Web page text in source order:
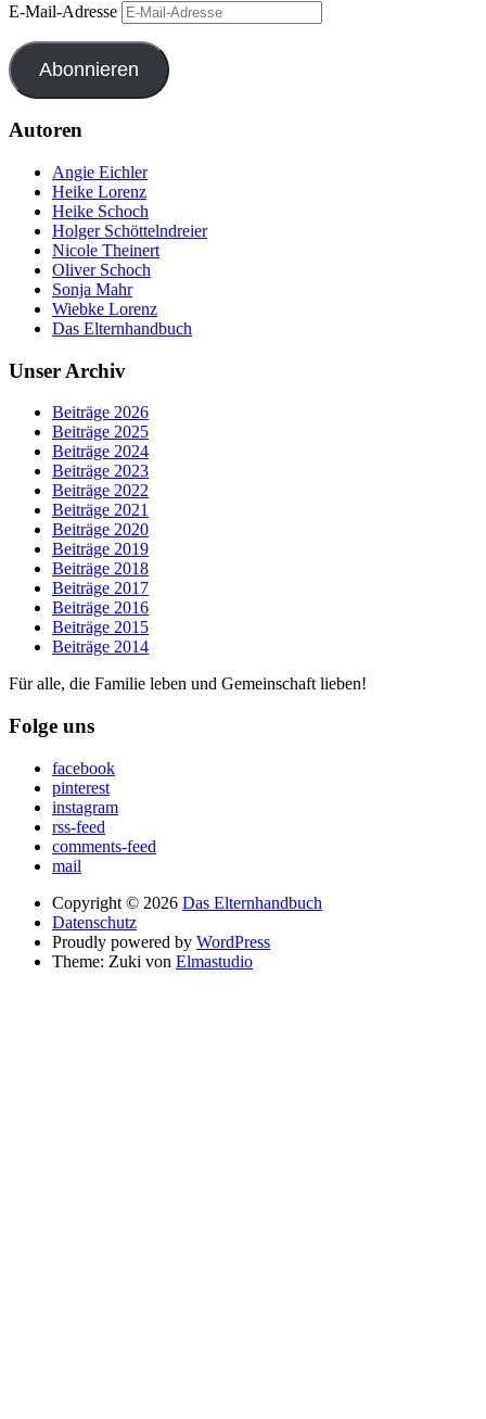
E-Mail-Adresse
Abonnieren
Autoren
Angie Eichler
Heike Lorenz
Heike Schoch
Holger Schöttelndreier
Nicole Theinert
Oliver Schoch
Sonja Mahr
Wiebke Lorenz
Das Elternhandbuch
Unser Archiv
Beiträge 2026
Beiträge 2025
Beiträge 2024
Beiträge 2023
Beiträge 2022
Beiträge 2021
Beiträge 2020
Beiträge 2019
Beiträge 2018
Beiträge 2017
Beiträge 2016
Beiträge 2015
Beiträge 2014
Für alle, die Familie leben und Gemeinschaft lieben!
Folge uns
facebook
pinterest
instagram
rss-feed
comments-feed
mail
Copyright © 2026 Das Elternhandbuch
Datenschutz
Proudly powered by WordPress
Theme: Zuki von Elmastudio